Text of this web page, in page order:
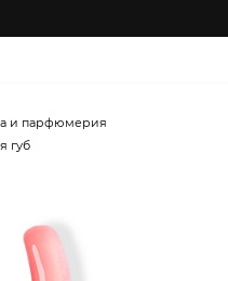
и парфюмерия
губ